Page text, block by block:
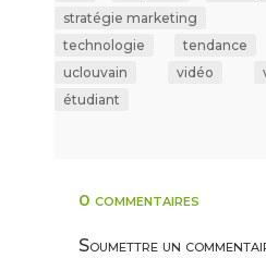
stratégie marketing
technologie
tendance
uclouvain
vidéo
étudiant
0 commentaires
Soumettre un